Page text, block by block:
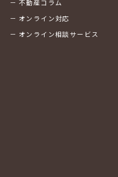
不動産コラム
オンライン対応
オンライン相談サービス